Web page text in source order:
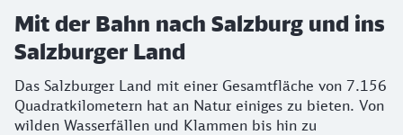
Mit der Bahn nach Salzburg und ins
Salzburger Land
Das Salzburger Land mit einer Gesamtfläche von 7.156
Quadratkilometern hat an Natur einiges zu bieten. Von
wilden Wasserfällen und Klammen bis hin zu